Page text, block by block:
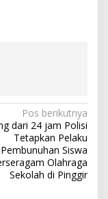
Pos berikutnya
dari 24 jam Polisi
Tetapkan Pelaku
Pembunuhan Siswa
Olahraga
Sekolah di Pinggir